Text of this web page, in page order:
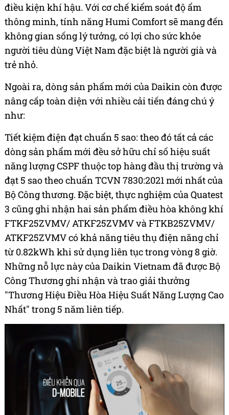
điều kiện khí hậu. Với cơ chế kiểm soát độ ẩm
thông minh, tính năng Humi Comfort sẽ mang đến
không gian sống lý tưởng, có lợi cho sức khỏe
người tiêu dùng Việt Nam đặc biệt là người già và
trẻ nhỏ.
Ngoài ra, dòng sản phẩm mới của Daikin còn được
nâng cấp toàn diện với nhiều cải tiến đáng chú ý
như:
Tiết kiệm điện đạt chuẩn 5 sao: theo đó tất cả các
dòng sản phẩm mới đều sở hữu chỉ số hiệu suất
năng lượng CSPF thuộc top hàng đầu thị trường và
đạt 5 sao theo chuẩn TCVN 7830:2021 mới nhất của
Bộ Công thương. Đặc biệt, thực nghiệm của Quatest
3 cũng ghi nhận hai sản phẩm điều hòa không khí
FTKF25ZVMV/ ATKF25ZVMV và FTKB25ZVMV/
ATKF25ZVMV có khả năng tiêu thụ điện năng chỉ
từ 0.82kWh khi sử dụng liên tục trong vòng 8 giờ.
Những nỗ lực này của Daikin Vietnam đã được Bộ
Công Thương ghi nhận và trao giải thưởng
"Thương Hiệu Điều Hòa Hiệu Suất Năng Lượng Cao
Nhất" trong 5 năm liên tiếp.